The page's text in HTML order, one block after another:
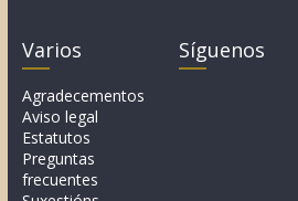
Varios
Agradecementos
Aviso legal
Estatutos
Preguntas
frecuentes
Síguenos